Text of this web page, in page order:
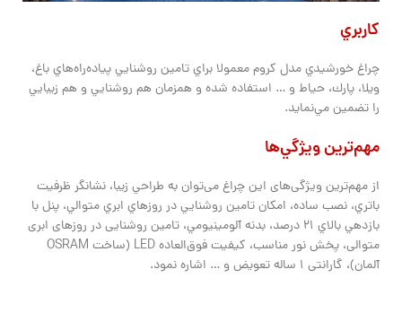
كاربري
چراغ خورشيدي مدل كروم معمولا براي تامين روشنايي پياده‌راه‌هاي باغ،
ويلا، پارك، حياط و … استفاده شده و همزمان هم روشنايي و هم زيبايي
را تضمين مي‌نمايد.
مهم‌ترين ويژگي‌ها
از مهم‌ترین ویژگی‌های این چراغ می‌توان به طراحي زيبا، نشانگر ظرفيت
باتري، نصب ساده، امكان تامين روشنايي در روزهاي ابري متوالي، پنل با
بازدهي بالاي 21 درصد، بدنه آلومينيومي، تامین روشنایی در روزهای ابری
متوالی، پخش نور مناسب، کیفیت فوق‌العاده LED (ساخت OSRAM
آلمان)، گارانتی 1 ساله تعویض و … اشاره نمود.